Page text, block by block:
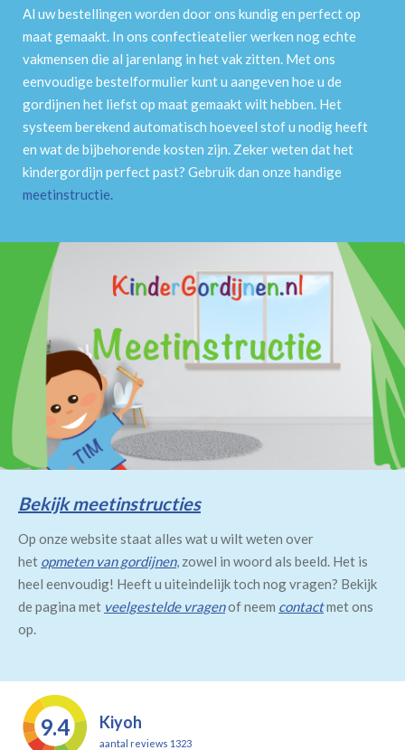
Al uw bestellingen worden door ons kundig en perfect op
maat gemaakt. In ons confectieatelier werken nog echte
vakmensen die al jarenlang in het vak zitten. Met ons
eenvoudige bestelformulier kunt u aangeven hoe u de
gordijnen het liefst op maat gemaakt wilt hebben. Het
systeem berekend automatisch hoeveel stof u nodig heeft
en wat de bijbehorende kosten zijn. Zeker weten dat het
kindergordijn perfect past? Gebruik dan onze handige
meetinstructie.
Bekijk meetinstructies
Op onze website staat alles wat u wilt weten over
het opmeten van gordijnen, zowel in woord als beeld. Het is
heel eenvoudig! Heeft u uiteindelijk toch nog vragen? Bekijk
de pagina met veelgestelde vragenof neem contactmet ons
op.
9.4 Kiyoh
aantal reviews 1323